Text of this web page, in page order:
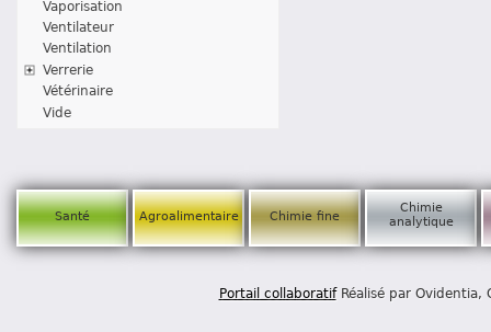
Vaporisation
Ventilateur
Ventilation
Verrerie
Vétérinaire
Vide
Santé Agroalimentaire Chimie fine
Chimie
analytique
Portail collaboratifRéalisé par Ovidentia,